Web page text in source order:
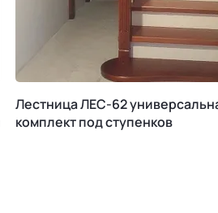
Лестница ЛЕС-62
комплект под ступенков